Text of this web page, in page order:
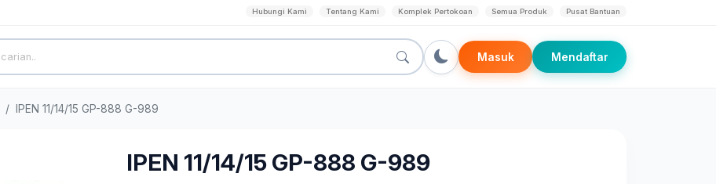
Hubungi Kami Tentang Kami Komplek Pertokoan Semua Produk Pusat Bantuan
Masuk Mendaftar
IPEN 11/14/15 GP-888 G-989
IPEN 11/14/15 GP-888 G-989